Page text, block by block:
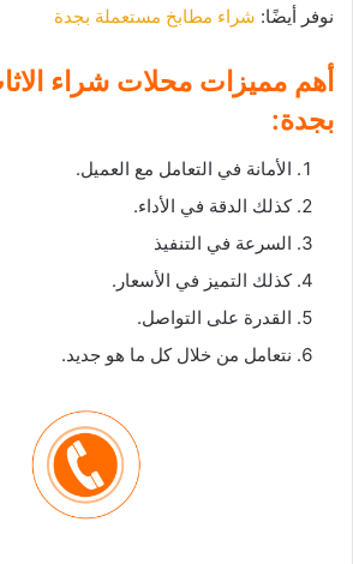
نوفر أيضًا: شراء مطابخ مستعملة بجدة
أهم مميزات محلات شراء
بجدة:
الأمانة في التعامل مع العميل.
كذلك الدقة في الأداء.
السرعة في التنفيذ
كذلك التميز في الأسعار.
القدرة على التواصل.
نتعامل من خلال كل ما هو جديد.